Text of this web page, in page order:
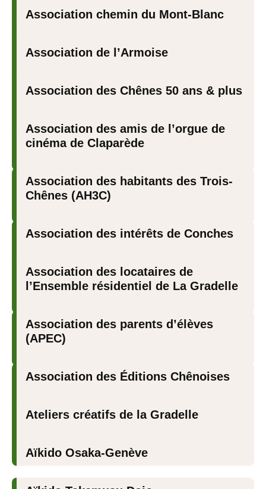
Aïkido Osaka-Genève
Association chemin du Mont-Blanc
Association de l’Armoise
Association des amis de l’orgue de
cinéma de Claparède
Association des Chênes 50 ans & plus
Association des Éditions Chênoises
Association des habitants des Trois-
Chênes (AH3C)
Association des intérêts de Conches
Association des locataires de
l’Ensemble résidentiel de La Gradelle
Association des parents d’élèves
(APEC)
Ateliers créatifs de la Gradelle